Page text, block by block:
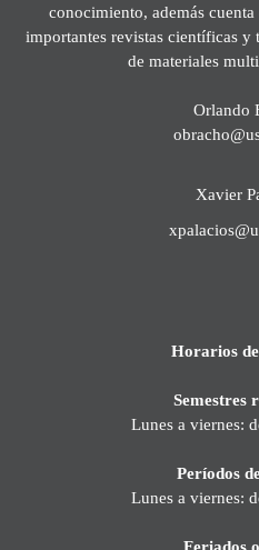
conocimiento, además
importantes revistas científicas y
de materiales
Orlando
Xavier
Horarios
Semestres
Lunes a viernes:
Períodos
Lunes a viernes:
Feriados